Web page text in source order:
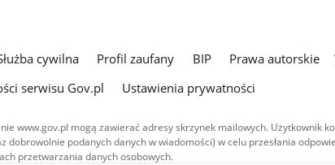
cywilna Profil zaufany BIP Prawa autorskie
serwisu Gov.pl
Ustawienia prywatności
www.gov.pl mogą zawierać adresy skrzynek mailowych. Użytkownik
dobrowolnie podanych danych w wiadomości) w celu przesłania
przetwarzania danych osobowych.